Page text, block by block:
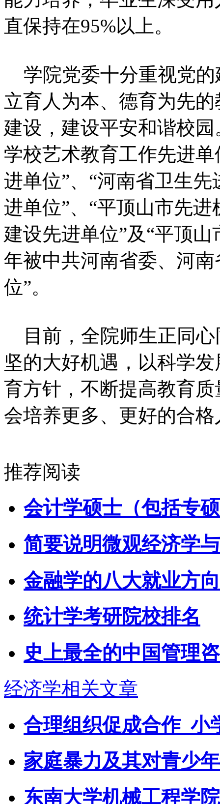
直保持在95%以上。
学院党委十分重视党的
立育人为本、德育为先
建设，建设平安和谐校
学校艺术教育工作先进
进单位”、“河南省卫生
进单位”、“平顶山市先
建设先进单位”及“平顶
年被中共河南省委、河
位”。
目前，全院师生正同心
坚的大好机遇，以科学
育方针，不断提高教育
会培养更多、更好的合格
推荐阅读
会计学硕士（包括专
简要说明微观经济学
金融学的八大就业方
统计学考研院校排名
史上最全的中国管理
经济学相关文章
合理组织促成合作_小
家庭暴力及其对青少
东南大学机械工程学